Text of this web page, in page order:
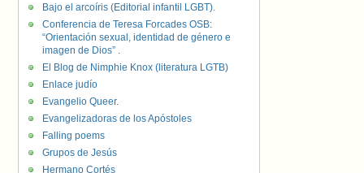
Bajo el arcoíris (Editorial infantil LGBT).
Conferencia de Teresa Forcades OSB:
“Orientación sexual, identidad de género e
imagen de Dios” .
El Blog de Nimphie Knox (literatura LGTB)
Enlace judío
Evangelio Queer.
Evangelizadoras de los Apóstoles
Falling poems
Grupos de Jesús
Hermano Cortés